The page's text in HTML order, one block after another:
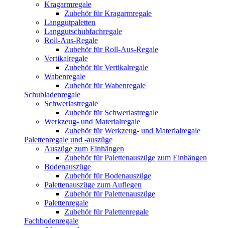
Kragarmregale
Zubehör für Kragarmregale
Langgutpaletten
Langgutschubfachregale
Roll-Aus-Regale
Zubehör für Roll-Aus-Regale
Vertikalregale
Zubehör für Vertikalregale
Wabenregale
Zubehör für Wabenregale
Schubladenregale
Schwerlastregale
Zubehör für Schwerlastregale
Werkzeug- und Materialregale
Zubehör für Werkzeug- und Materialregale
Palettenregale und -auszüge
Auszüge zum Einhängen
Zubehör für Palettenauszüge zum Einhängen
Bodenauszüge
Zubehör für Bodenauszüge
Palettenauszüge zum Auflegen
Zubehör für Palettenauszüge
Palettenregale
Zubehör für Palettenregale
Fachbodenregale